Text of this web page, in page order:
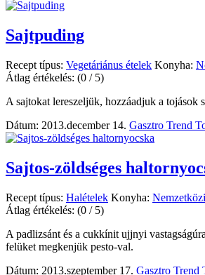
Sajtpuding
Recept típus: Vegetáriánus ételek Konyha:
Átlag értékelés: (0 / 5)
A sajtokat lereszeljük, hozzáadjuk a tojások
Dátum: 2013.december 14. Gasztro Trend
Sajtos-zöldséges
Recept típus: Halételek Konyha: Nemzetközi
Átlag értékelés: (0 / 5)
A padlizsánt és a cukkínit ujjnyi
felüket megkenjük pesto-val.
Dátum: 2013.szeptember 17. Gasztro Trend